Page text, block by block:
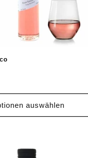
auswählen